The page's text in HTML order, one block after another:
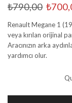
₺790,00 ₺
Renault Megane 1
veya kırılan orijinal
Aracınızın arka
yardımcı olur.